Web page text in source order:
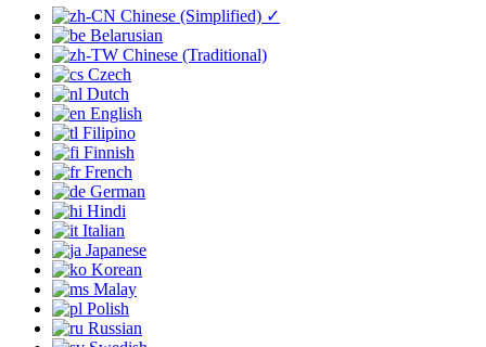
Chinese (Simplified) ✓
Belarusian
Chinese (Traditional)
Czech
Dutch
English
Filipino
Finnish
French
German
Hindi
Italian
Japanese
Korean
Malay
Polish
Russian